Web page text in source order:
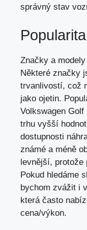
správný stav
Značky a
Některé značky
trvanlivostí, což
jako ojetin.
Volkswagen
trhu vyšší
dostupnosti
známé a méně
levnější, protože
Pokud hledáme
bychom zvážit i
která často
cena/výkon.